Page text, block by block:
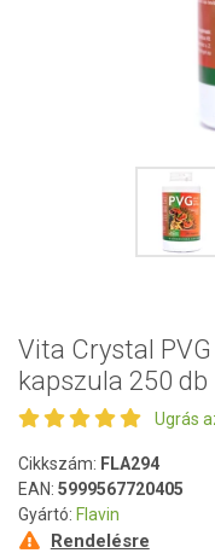
Vita Crystal
kapszula 250 db
Ugrás
Cikkszám: FLA294
EAN: 5999567720405
Gyártó: Flavin
Rendelésre